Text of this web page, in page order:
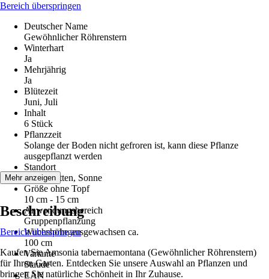
Bereich überspringen
Deutscher Name
Gewöhnlicher Röhrenstern
Winterhart
Ja
Mehrjährig
Ja
Blütezeit
Juni, Juli
Inhalt
6 Stück
Pflanzzeit
Solange der Boden nicht gefroren ist, kann diese Pflanze
ausgepflanzt werden
Standort
Halbschatten, Sonne
Größe ohne Topf
10 cm - 15 cm
Anwendungsbereich
Gruppenpflanzung
Wuchshöhe ausgewachsen ca.
100 cm
Variante
Staude
EAN
Mehr anzeigen
Beschreibung
Bereich überspringen
Kaufen Sie Amsonia tabernaemontana (Gewöhnlicher Röhrenstern)
für Ihren Garten. Entdecken Sie unsere Auswahl an Pflanzen und
bringen Sie natürliche Schönheit in Ihr Zuhause.